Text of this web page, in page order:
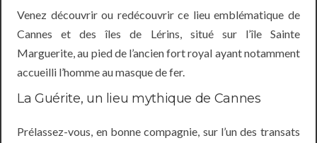
Venez découvrir ou redécouvrir ce lieu emblématique de
Cannes et des îles de Lérins, situé sur l’île Sainte
Marguerite, au pied de l’ancien fort royal ayant notamment
accueilli l’homme au masque de fer.
La Guérite, un lieu mythique de Cannes
Prélassez-vous, en bonne compagnie, sur l’un des transats